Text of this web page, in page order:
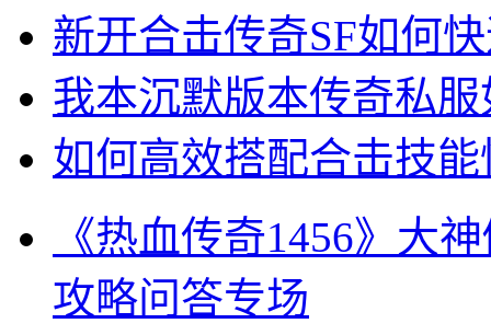
新开合击传奇SF如何
我本沉默版本传奇私
如何高效搭配合击技能
《热血传奇1456》大
攻略问答专场